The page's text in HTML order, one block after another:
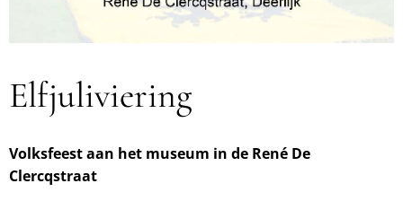
Elfjuliviering
Volksfeest aan het museum in de René De
Clercqstraat